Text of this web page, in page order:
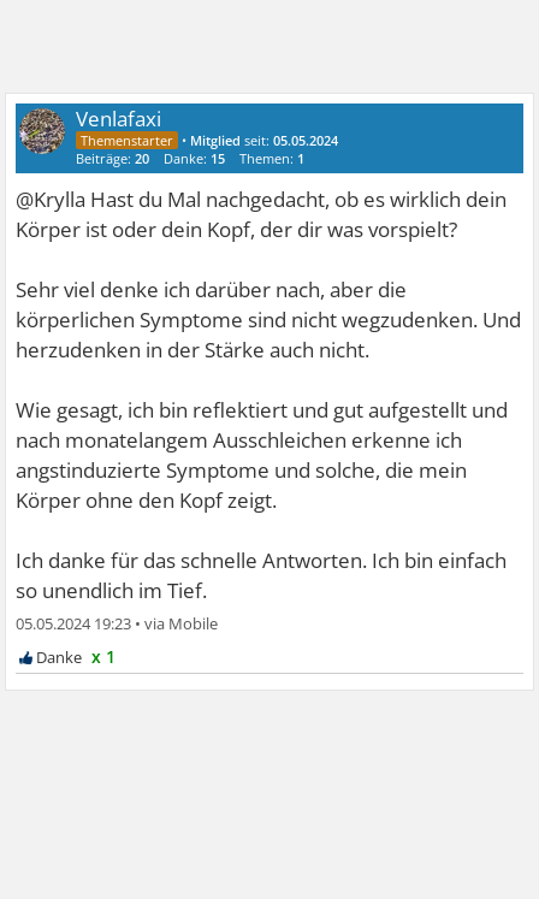
Venlafaxi
• Mitglied seit:05.05.2024
Beiträge:20 Danke: 15 Themen: 1
@Krylla Hast du Mal nachgedacht, ob es wirklich dein
Körper ist oder dein Kopf, der dir was vorspielt?
Sehr viel denke ich darüber nach, aber die
körperlichen Symptome sind nicht wegzudenken. Und
herzudenken in der Stärke auch nicht.
Wie gesagt, ich bin reflektiert und gut aufgestellt und
nach monatelangem Ausschleichen erkenne ich
angstinduzierte Symptome und solche, die mein
Körper ohne den Kopf zeigt.
Ich danke für das schnelle Antworten. Ich bin einfach
so unendlich im Tief.
05.05.2024 19:23 •
x 1